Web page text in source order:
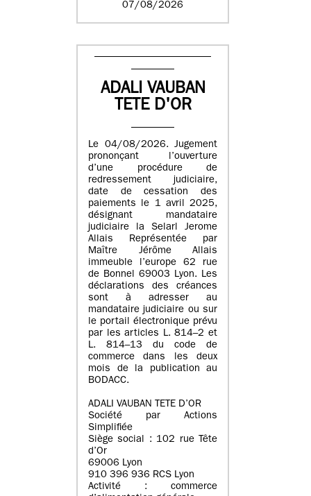
07/08/2026
ADALI VAUBAN
TETE D'OR
Le 04/08/2026. Jugement
prononçant l’ouverture
d’une procédure de
redressement judiciaire,
date de cessation des
paiements le 1 avril 2025,
désignant mandataire
judiciaire la Selarl Jerome
Allais Représentée par
Maître Jérôme Allais
immeuble l’europe 62 rue
de Bonnel 69003 Lyon. Les
déclarations des créances
sont à adresser au
mandataire judiciaire ou sur
le portail électronique prévu
par les articles L. 814–2 et
L. 814–13 du code de
commerce dans les deux
mois de la publication au
BODACC.
ADALI VAUBAN TETE D’OR
Société par Actions
Simplifiée
Siège social : 102 rue Tête
d’Or
69006 Lyon
910 396 936 RCS Lyon
Activité : commerce